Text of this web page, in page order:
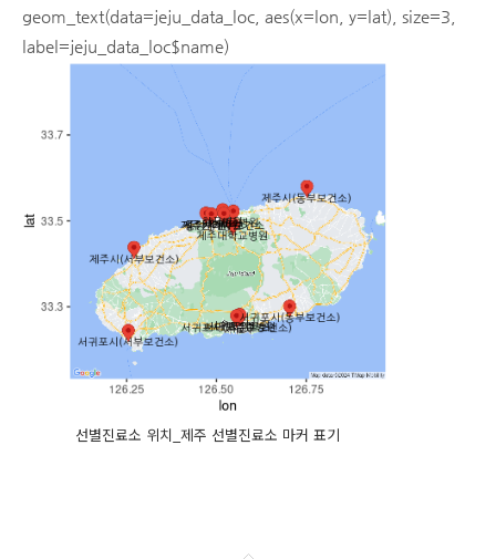
geom_text(data=jeju_data_loc, aes(x=lon, y=lat), size=3,
label=jeju_data_loc$name)
선별진료소 위치_제주 선별진료소 마커 표기